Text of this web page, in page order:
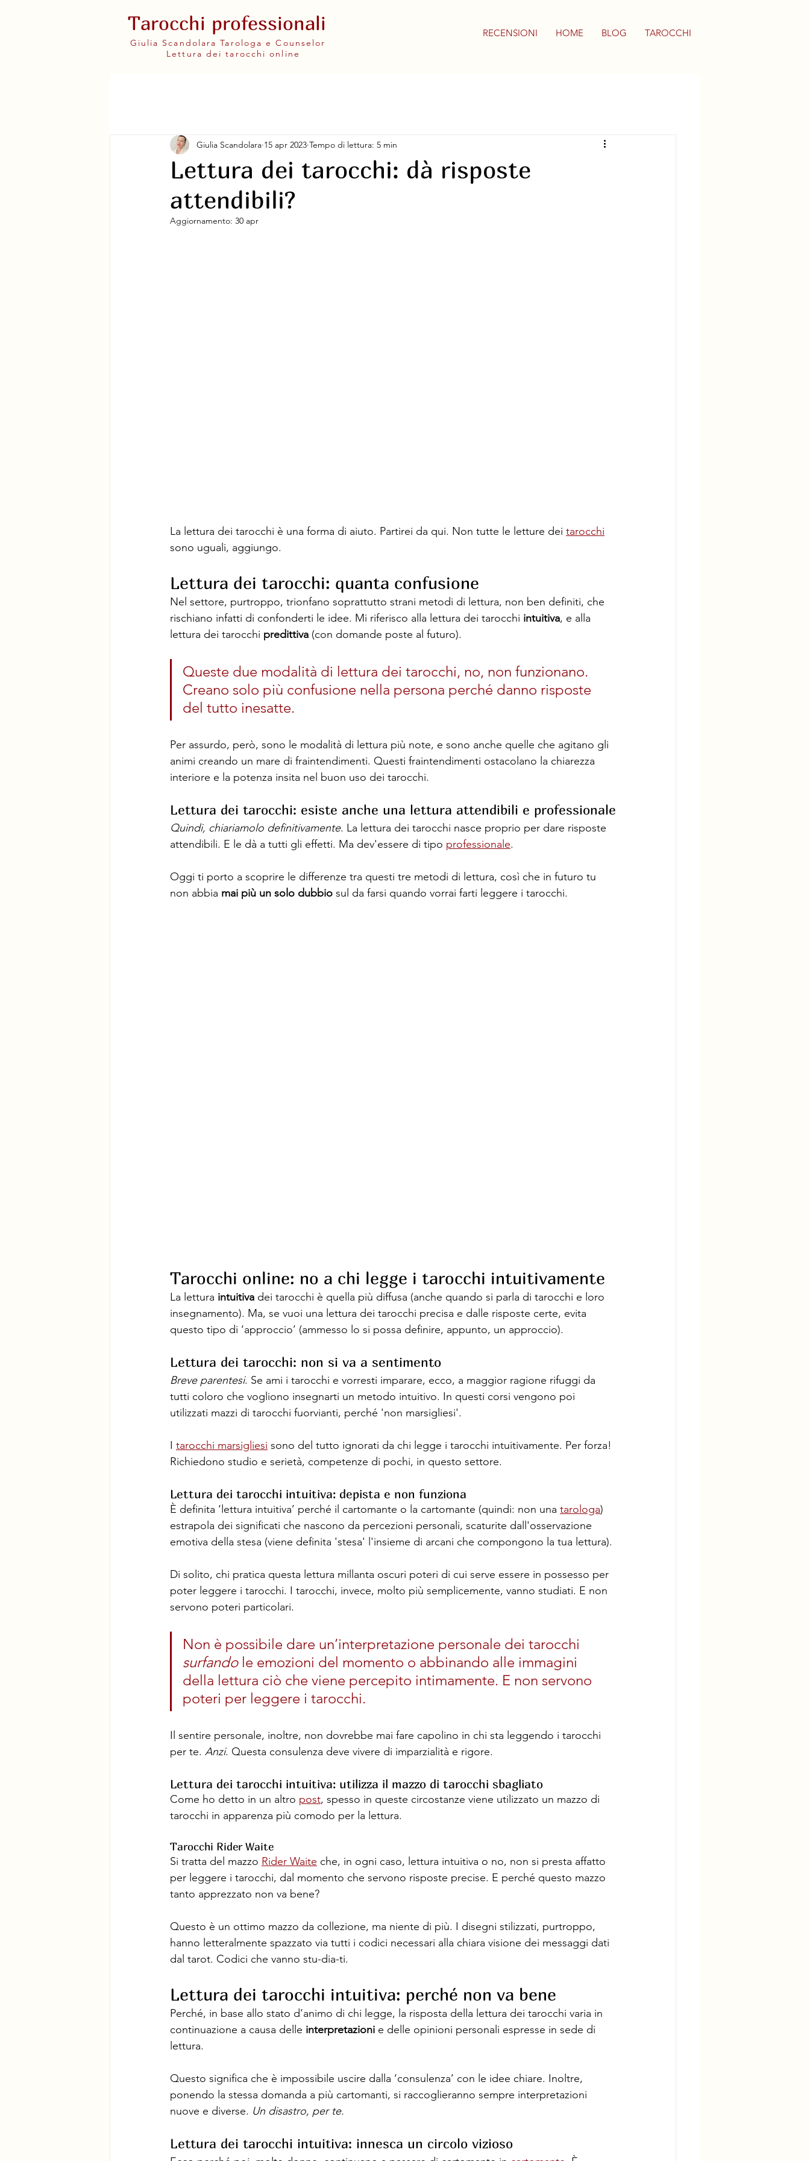
Tarocchi professionali
Giulia Scandolara Tarologa e Counselor
Lettura dei tarocchi online
RECENSIONI HOME BLOG TAROCCHI
Lettura dei tarocchi: dà risposte
attendibili?
Giulia Scandolara 15 apr 2023 Tempo di lettura: 5 min
Aggiornamento: 30 apr
La lettura dei tarocchi è una forma di aiuto. Partirei da qui. Non tutte le letture dei tarocchi
sono uguali, aggiungo.
Lettura dei tarocchi: quanta confusione
Nel settore, purtroppo, trionfano soprattutto strani metodi di lettura, non ben definiti, che
rischiano infatti di confonderti le idee. Mi riferisco alla lettura dei tarocchi intuitiva, e alla
lettura dei tarocchi predittiva (con domande poste al futuro).
Queste due modalità di lettura dei tarocchi, no, non funzionano.
Creano solo più confusione nella persona perché danno risposte
del tutto inesatte.
Per assurdo, però, sono le modalità di lettura più note, e sono anche quelle che agitano gli
animi creando un mare di fraintendimenti. Questi fraintendimenti ostacolano la chiarezza
interiore e la potenza insita nel buon uso dei tarocchi.
Lettura dei tarocchi: esiste anche una lettura attendibili e professionale
Quindi, chiariamolo definitivamente. La lettura dei tarocchi nasce proprio per dare risposte
attendibili. E le dà a tutti gli effetti. Ma dev'essere di tipo professionale.
Oggi ti porto a scoprire le differenze tra questi tre metodi di lettura, così che in futuro tu
non abbia mai più un solo dubbio sul da farsi quando vorrai farti leggere i tarocchi.
Tarocchi online: no a chi legge i tarocchi intuitivamente
La lettura intuitiva dei tarocchi è quella più diffusa (anche quando si parla di tarocchi e loro
insegnamento). Ma, se vuoi una lettura dei tarocchi precisa e dalle risposte certe, evita
questo tipo di ‘approccio’ (ammesso lo si possa definire, appunto, un approccio).
Lettura dei tarocchi: non si va a sentimento
Breve parentesi. Se ami i tarocchi e vorresti imparare, ecco, a maggior ragione rifuggi da
tutti coloro che vogliono insegnarti un metodo intuitivo. In questi corsi vengono poi
utilizzati mazzi di tarocchi fuorvianti, perché 'non marsigliesi'.
I tarocchi marsigliesi sono del tutto ignorati da chi legge i tarocchi intuitivamente. Per forza!
Richiedono studio e serietà, competenze di pochi, in questo settore.
Lettura dei tarocchi intuitiva: depista e non funziona
È definita ‘lettura intuitiva’ perché il cartomante o la cartomante (quindi: non una tarologa)
estrapola dei significati che nascono da percezioni personali, scaturite dall'osservazione
emotiva della stesa (viene definita 'stesa' l'insieme di arcani che compongono la tua lettura).
Di solito, chi pratica questa lettura millanta oscuri poteri di cui serve essere in possesso per
poter leggere i tarocchi. I tarocchi, invece, molto più semplicemente, vanno studiati. E non
servono poteri particolari.
Non è possibile dare un’interpretazione personale dei tarocchi
surfando le emozioni del momento o abbinando alle immagini
della lettura ciò che viene percepito intimamente. E non servono
poteri per leggere i tarocchi.
Il sentire personale, inoltre, non dovrebbe mai fare capolino in chi sta leggendo i tarocchi
per te. Anzi. Questa consulenza deve vivere di imparzialità e rigore.
Lettura dei tarocchi intuitiva: utilizza il mazzo di tarocchi sbagliato
Come ho detto in un altro post, spesso in queste circostanze viene utilizzato un mazzo di
tarocchi in apparenza più comodo per la lettura.
Tarocchi Rider Waite
Si tratta del mazzo Rider Waite che, in ogni caso, lettura intuitiva o no, non si presta affatto
per leggere i tarocchi, dal momento che servono risposte precise. E perché questo mazzo
tanto apprezzato non va bene?
Questo è un ottimo mazzo da collezione, ma niente di più. I disegni stilizzati, purtroppo,
hanno letteralmente spazzato via tutti i codici necessari alla chiara visione dei messaggi dati
dal tarot. Codici che vanno stu-dia-ti.
Lettura dei tarocchi intuitiva: perché non va bene
Perché, in base allo stato d’animo di chi legge, la risposta della lettura dei tarocchi varia in
continuazione a causa delle interpretazioni e delle opinioni personali espresse in sede di
lettura.
Questo significa che è impossibile uscire dalla ‘consulenza’ con le idee chiare. Inoltre,
ponendo la stessa domanda a più cartomanti, si raccoglieranno sempre interpretazioni
nuove e diverse. Un disastro, per te.
Lettura dei tarocchi intuitiva: innesca un circolo vizioso